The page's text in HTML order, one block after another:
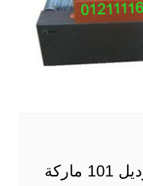
الة تغليف كتب بالشرنك موديل 101 ماركة